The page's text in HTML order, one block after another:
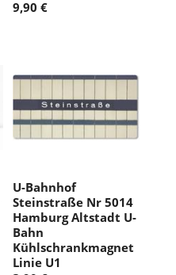
9,90 €
U-Bahnhof
Steinstraße Nr 5014
Hamburg Altstadt U-
Bahn
Kühlschrankmagnet
Linie U1